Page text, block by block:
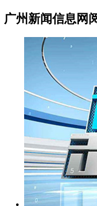
广州新闻信息网